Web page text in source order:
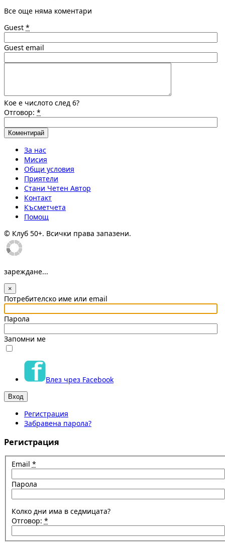
Все още няма коментари
Guest *
Guest email
Кое е числото след 6?
Отговор: *
За нас
Мисия
Общи условия
Приятели
Стани Четен Автор
Контакт
Късметчета
Помощ
© Клуб 50+. Всички права запазени.
зареждане...
×
Потребителско име или email
Парола
Запомни ме
Влез чрез Facebook
Регистрация
Забравена парола?
Регистрация
Email *
Парола
Колко дни има в седмицата?
Отговор: *